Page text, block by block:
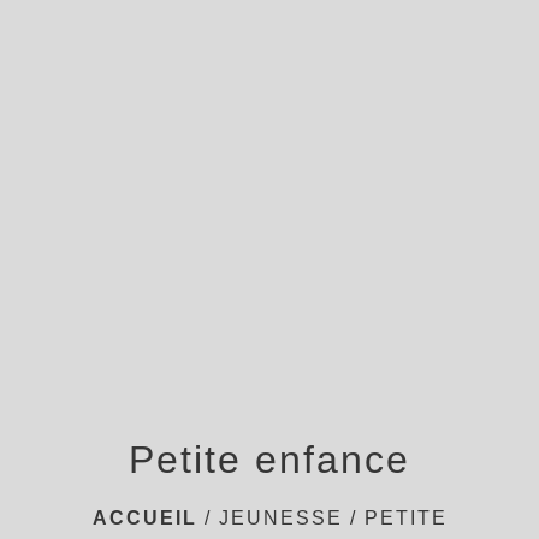
Petite enfance
ACCUEIL / JEUNESSE / PETITE